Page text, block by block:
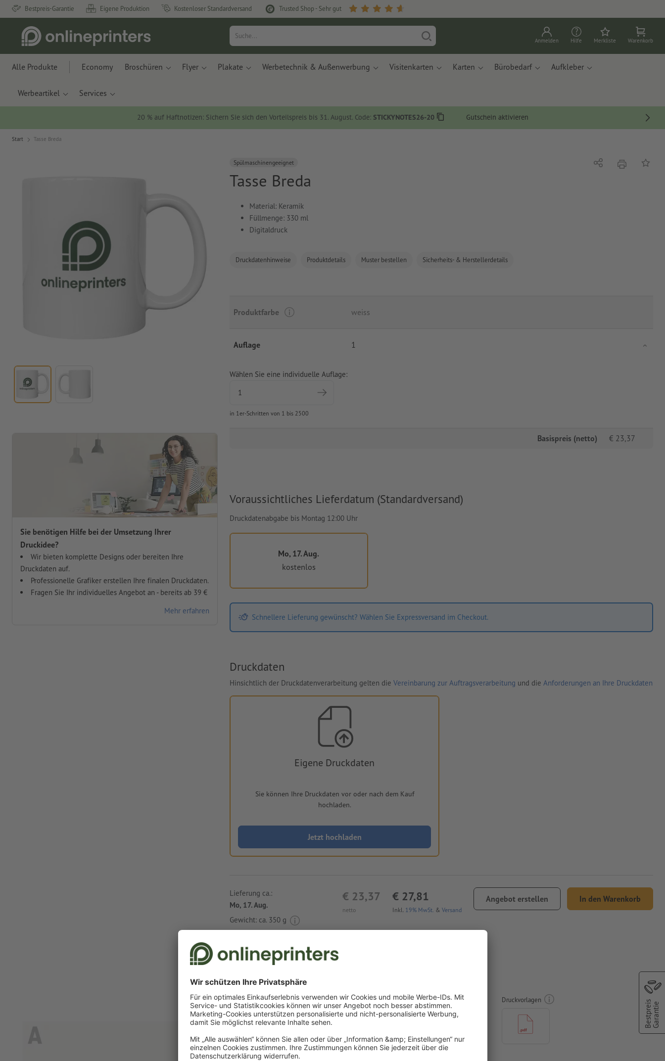
Bestpreis-Garantie Eigene Produktion Kostenloser Standardversand Trusted Shop - Sehr gut
Anmelden Hilfe Merkliste Warenkorb
Alle Produkte Economy Broschüren Flyer Plakate Werbetechnik & Außenwerbung Visitenkarten Karten Bürobedarf Aufkleber
Werbeartikel Services
20 % auf Haftnotizen: Sichern Sie sich den Vorteilspreis bis 31. August. Code: STICKYNOTES26-20 Gutschein aktivieren
Start Tasse Breda
Spülmaschinengeeignet
Tasse Breda
Sie benötigen Hilfe bei der Umsetzung Ihrer
Druckidee?
Wir bieten komplette Designs oder bereiten Ihre
Druckdaten auf.
Professionelle Grafiker erstellen Ihre finalen Druckdaten.
Fragen Sie Ihr individuelles Angebot an - bereits ab 39 €
Mehr erfahren
Material: Keramik
Füllmenge: 330 ml
Digitaldruck
Druckdatenhinweise Produktdetails Muster bestellen Sicherheits- & Herstellerdetails
Teilen DruckenAuf
Produktfarbe weiss
Auflage 1
Wählen Sie eine individuelle Auflage:
in 1er-Schritten von 1 bis 2500
Basispreis (netto) € 23,37
Voraussichtliches Lieferdatum (Standardversand)
Druckdatenabgabe bis Montag 12:00 Uhr
Mo, 17. Aug.
kostenlos
Schnellere Lieferung gewünscht? Wählen Sie Expressversand im Checkout.
Druckdaten
Hinsichtlich der Druckdatenverarbeitung gelten die Vereinbarung zur Auftragsverarbeitung und die Anforderungen an Ihre Druckdaten
Eigene Druckdaten
Sie können Ihre Druckdaten vor oder nach dem Kauf
hochladen.
Jetzt hochladen
netto
€ 23,37
Inkl. 19% MwSt. & Versand
€ 27,81 Angebot erstellen In den Warenkorb
Lieferung ca.:
Mo, 17. Aug.
Gewicht: ca. 350 g
Datenformat:20 x 7,5 cm
vierfarbig (CMYK) nach Euroskala
Auflösung:300 dpi
Schriftenmüssen vollständig eingebettet oder in Kurven konvertiert
Druckvorlagen BestpreisGarantie